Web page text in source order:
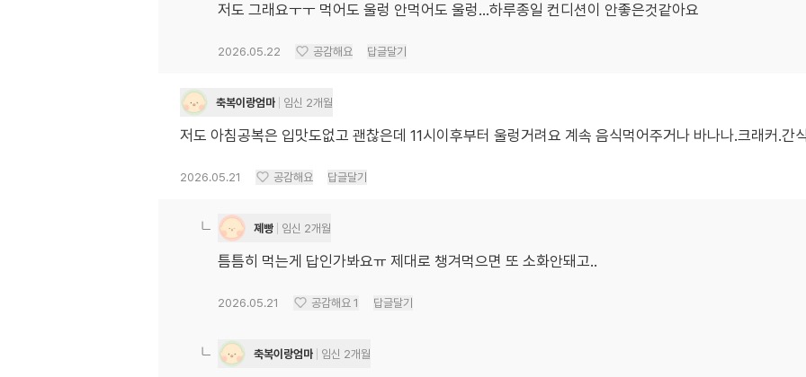
저도 그래요ㅜㅜ 먹어도 울렁 안먹어도 울렁...하루종일 컨디션이 안좋은것같아요
2026.05.22 공감해요 답글달기
축복이랑엄마 임신 2개월
저도 아침공복은 입맛도없고 괜찮은데 11시이후부터 울렁거려요 계속 음식먹어주거나 바나나.크래커.간
2026.05.21 공감해요 답글달기
졔빵 임신 2개월
틈틈히 먹는게 답인가봐요ㅠ 제대로 챙겨먹으면 또 소화안돼고..
2026.05.21 공감해요 1 답글달기
축복이랑엄마 임신 2개월